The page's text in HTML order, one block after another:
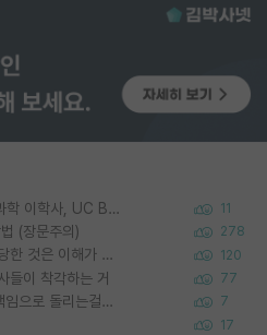
Korea University 수학, 컴퓨터과학 이학사, UC Berkeley 산업공학 대학원 공학박사가 되는 것은 쉽지 않겠죠? 11
(장문주의) 278
대학원생들 교수에게 가스라이팅 당한 것은 이해가 갑니다. 안타깝네요. 120
들이 착각하는 거 77
왜 후배가 못하는걸 교수님은 내 책임으로 돌리는걸까요? 7
17